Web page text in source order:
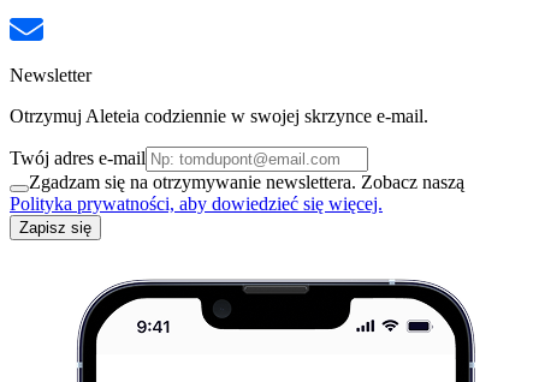
Newsletter
Otrzymuj Aleteia codziennie w swojej skrzynce e-mail.
Twój adres e-mail
Zgadzam się na otrzymywanie newslettera. Zobacz naszą
Polityka prywatności, aby dowiedzieć się więcej.
Zapisz się